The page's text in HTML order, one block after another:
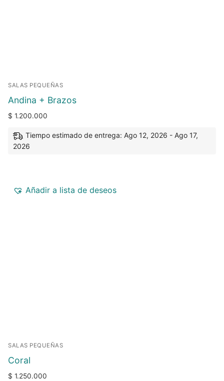
SALAS PEQUEÑAS
Andina + Brazos
$ 1.200.000
Tiempo estimado de entrega: Ago 12, 2026 - Ago 17,
2026
Añadir a lista de deseos
SALAS PEQUEÑAS
Coral
$ 1.250.000